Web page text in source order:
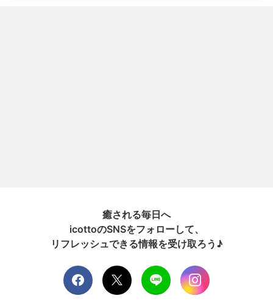
癒される毎日へ
icottoのSNSをフォローして、
リフレッシュできる情報を受け取ろう♪